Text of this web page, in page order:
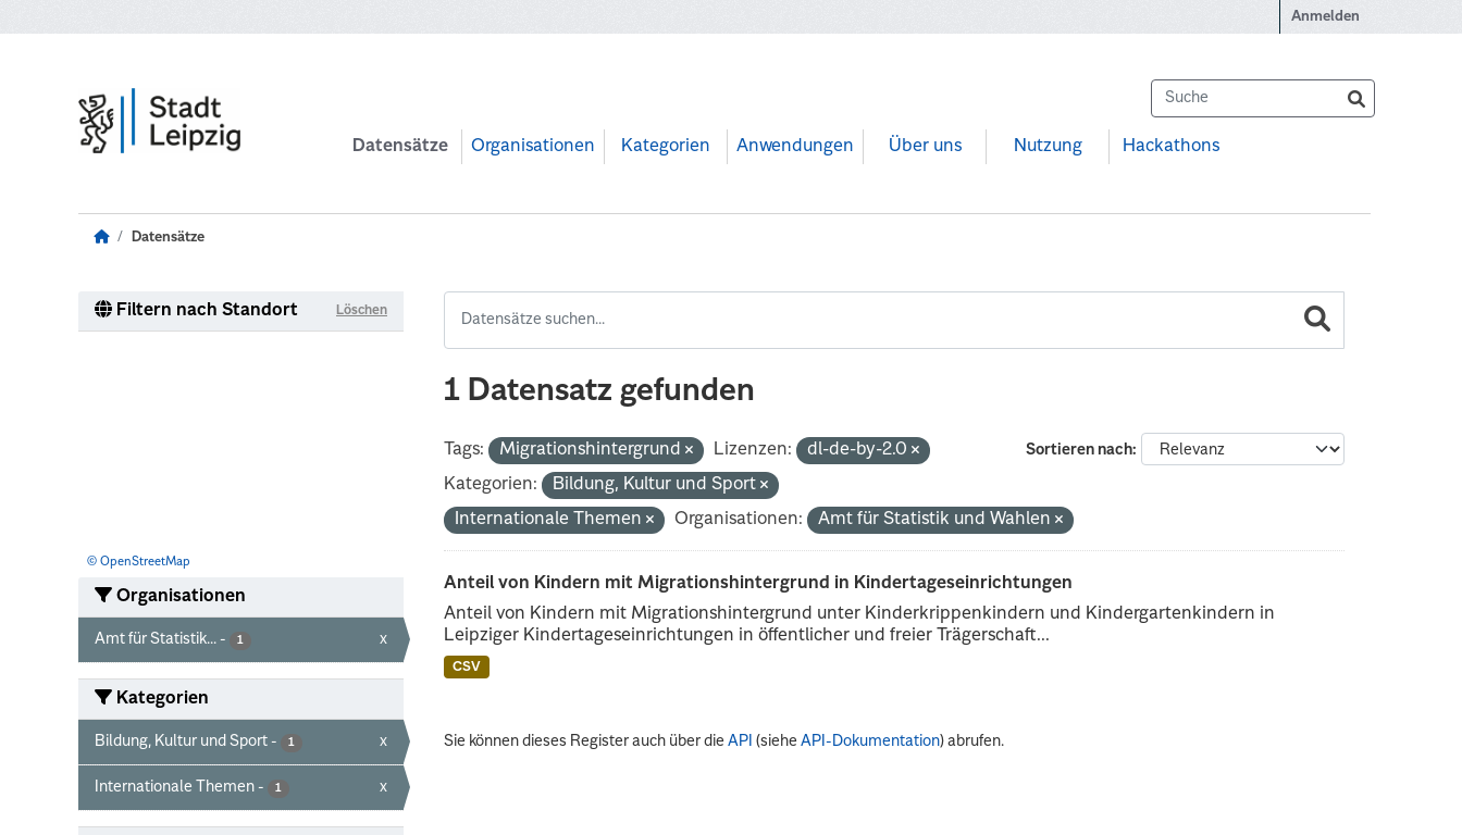
Anmelden
Datensätze Organisationen Kategorien Anwendungen Über uns Nutzung Hackathons
Datensätze
Filtern nach Standort Löschen
© OpenStreetMap
Organisationen
Amt für Statistik... - 1 x
Kategorien
Bildung, Kultur und Sport - 1 x
Internationale Themen - 1 x
1 Datensatz gefunden
Sortieren nach
Tags: Migrationshintergrund Lizenzen:
dl-de-by-2.0
Kategorien:
Bildung, Kultur und Sport
Internationale Themen
Organisationen: Amt für Statistik und Wahlen
Anteil von Kindern mit Migrationshintergrund in Kindertageseinrichtungen
Anteil von Kindern mit Migrationshintergrund unter Kinderkrippenkindern und Kindergartenkindern in
Leipziger Kindertageseinrichtungen in öffentlicher und freier Trägerschaft...
CSV
Sie können dieses Register auch über dieAPI (sieheAPI-Dokumentation) abrufen.